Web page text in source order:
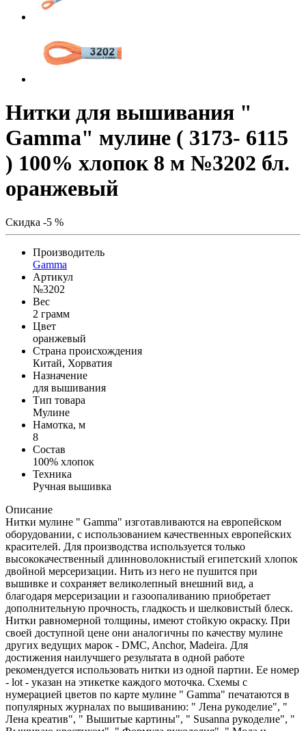
Нитки для вышивания "
Gamma" мулине ( 3173- 6115
) 100% хлопок 8 м №3202 бл.
оранжевый
Скидка -5 %
Производитель
Gamma
Артикул
№3202
Вес
2 грамм
Цвет
оранжевый
Страна происхождения
Китай, Хорватия
Назначение
для вышивания
Тип товара
Мулине
Намотка, м
8
Состав
100% хлопок
Техника
Ручная вышивка
Описание
Нитки мулине " Gamma" изготавливаются на европейском
оборудовании, с использованием качественных европейских
красителей. Для производства используется только
высококачественный длинноволокнистый египетский хлопок
двойной мерсеризации. Нить из него не пушится при
вышивке и сохраняет великолепный внешний вид, а
благодаря мерсеризации и газоопаливанию приобретает
дополнительную прочность, гладкость и шелковистый блеск.
Нитки равномерной толщины, имеют стойкую окраску. При
своей доступной цене они аналогичны по качеству мулине
других ведущих марок - DMC, Anchor, Madeira. Для
достижения наилучшего результата в одной работе
рекомендуется использовать нитки из одной партии. Ее номер
- lot - указан на этикетке каждого моточка. Схемы с
нумерацией цветов по карте мулине " Gamma" печатаются в
популярных журналах по вышиванию: " Лена рукоделие", "
Лена креатив", " Вышитые картины", " Susanna рукоделие", "